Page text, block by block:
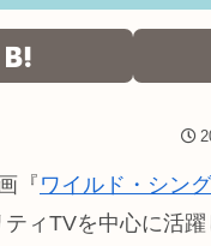
『 ワイルド・シン
ィTVを中心に活